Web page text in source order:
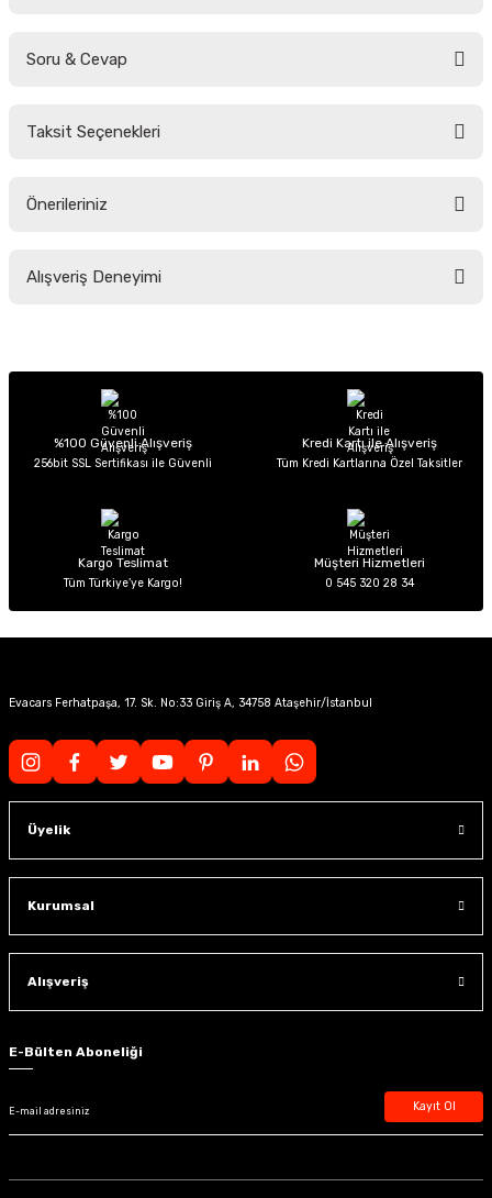
Soru & Cevap
Taksit Seçenekleri
Önerileriniz
yetersiz gördüğünüz noktaları öneri formunu kullanarak tarafımıza
Ürün açıklamasında eksik bilgiler bulunuyor.
Ürün bilgilerinde hatalar bulunuyor.
Ürün fiyatı diğer sitelerden daha pahalı.
Alışveriş Deneyimi
Sitemize ilk yorumu siz yapın!
%100 Güvenli Alışveriş
256bit SSL Sertifikası ile Güvenli
Kredi Kartı ile Alışveriş
Tüm Kredi Kartlarına Özel Taksitler
Kargo Teslimat
Tüm Türkiye’ye Kargo!
Müşteri Hizmetleri
0 545 320 28 34
Evacars Ferhatpaşa, 17. Sk. No:33 Giriş A, 34758 Ataşehir/İstanbul
Üyelik
Kurumsal
Alışveriş
E-Bülten Aboneliği
Kayıt Ol